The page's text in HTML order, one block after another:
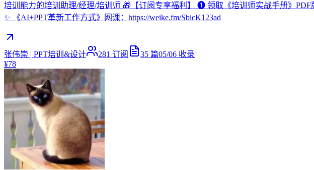
培训能力的培训助理/经理/培训师 🎁【订阅专享福利】 ❶ 领取《培训师实战手册》PDF
✨ 《AI+PPT革新工作方式》网课：https://weike.fm/SbicK123ad
张伟崇 | PPT培训&设计 281 订阅 35 篇05/06 收录
¥78